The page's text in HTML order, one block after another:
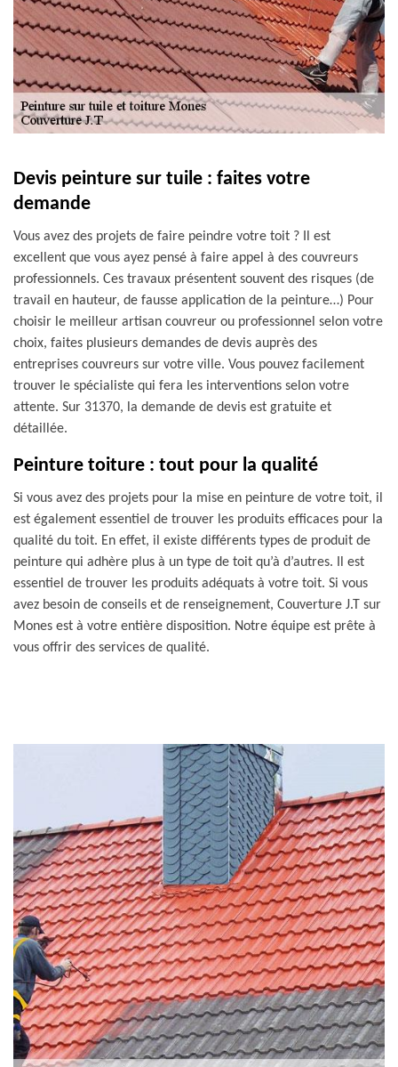
Devis peinture sur tuile : faites votre
demande
Vous avez des projets de faire peindre votre toit ? Il est
excellent que vous ayez pensé à faire appel à des couvreurs
professionnels. Ces travaux présentent souvent des risques (de
travail en hauteur, de fausse application de la peinture…) Pour
choisir le meilleur artisan couvreur ou professionnel selon votre
choix, faites plusieurs demandes de devis auprès des
entreprises couvreurs sur votre ville. Vous pouvez facilement
trouver le spécialiste qui fera les interventions selon votre
attente. Sur 31370, la demande de devis est gratuite et
détaillée.
Peinture toiture : tout pour la qualité
Si vous avez des projets pour la mise en peinture de votre toit, il
est également essentiel de trouver les produits efficaces pour la
qualité du toit. En effet, il existe différents types de produit de
peinture qui adhère plus à un type de toit qu’à d’autres. Il est
essentiel de trouver les produits adéquats à votre toit. Si vous
avez besoin de conseils et de renseignement, Couverture J.T sur
Mones est à votre entière disposition. Notre équipe est prête à
vous offrir des services de qualité.